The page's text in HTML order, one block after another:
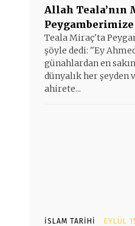
Allah Teala’nın
Teala Miraç'ta
şöyle dedi: ''Ey
günahlardan en
dünyalık her şeyden
ahirete...
İSLAM TARIHI EYLÜL